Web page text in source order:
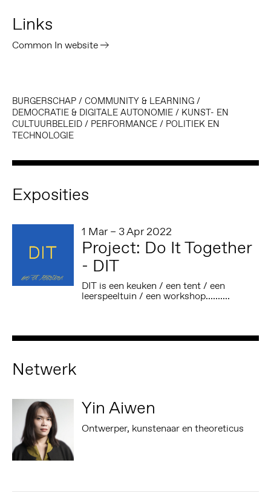
Links
Common In website
BURGERSCHAP/ COMMUNITY & LEARNING/
DEMOCRATIE & DIGITALE AUTONOMIE/ KUNST- EN
CULTUURBELEID/ PERFORMANCE/ POLITIEK EN
TECHNOLOGIE
Exposities
1 Mar – 3 Apr 2022
Project: Do It Together
- DIT
DIT is een keuken / een tent / een
leerspeeltuin / een workshop..........
Netwerk
Yin Aiwen
Ontwerper, kunstenaar en theoreticus